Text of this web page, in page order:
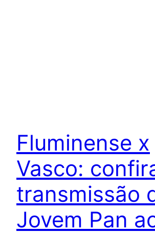
Fluminense x
Vasco:
transmissão
Jovem Pan